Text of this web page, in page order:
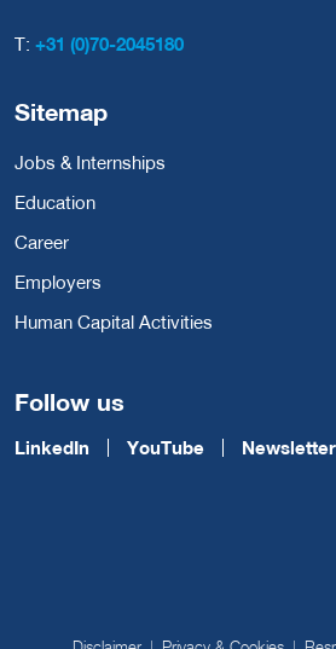
T: +31 (0)70-2045180
Sitemap
Jobs & Internships
Education
Career
Employers
Human Capital Activities
Follow us
LinkedIn YouTube Newsletter